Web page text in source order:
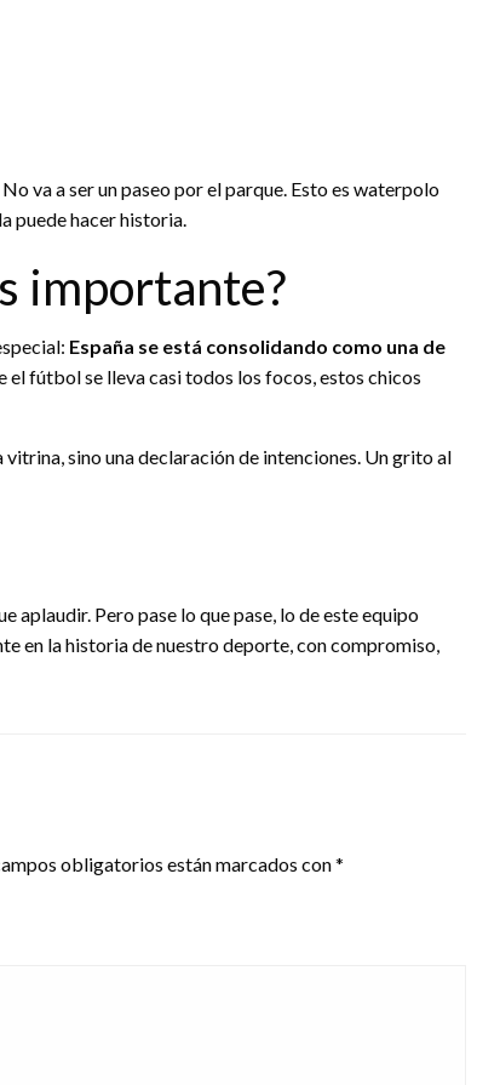
va a ser un paseo por el parque. Esto es waterpolo
puede hacer historia.
importante?
España se está consolidando como una de
el fútbol se lleva casi todos los focos, estos chicos
sino una declaración de intenciones. Un grito al
aplaudir. Pero pase lo que pase, lo de este equipo
en la historia de nuestro deporte, con compromiso,
obligatorios están marcados con*